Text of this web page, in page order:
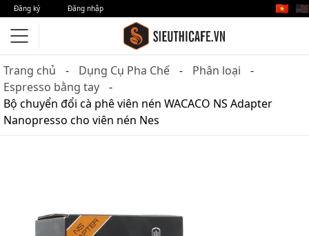
Đăng ký Đăng nhập 🇻🇳 🇺🇸
Trang chủ Dụng Cụ Pha Chế
Phân loại
Espresso bằng tay
Bộ chuyển đổi cà phê viên nén WACACO NS Adapter
Nanopresso cho viên nén Nes